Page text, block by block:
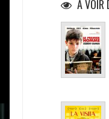
A VOIR